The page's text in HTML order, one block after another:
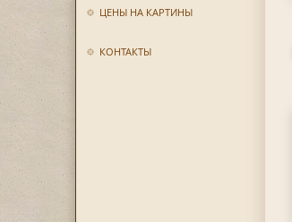
ЦЕНЫ НА КАРТИНЫ
КОНТАКТЫ